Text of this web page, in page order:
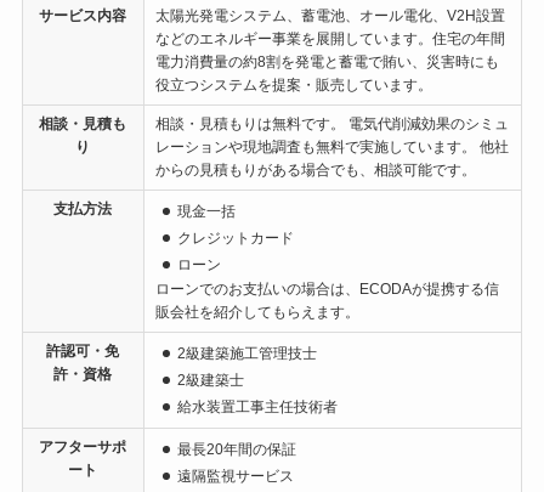
サービス内容
太陽光発電システム、蓄電池、オール電化、V2H設置
などのエネルギー事業を展開しています。住宅の年間
電力消費量の約8割を発電と蓄電で賄い、災害時にも
役立つシステムを提案・販売しています。
相談・見積も
り
相談・見積もりは無料です。 電気代削減効果のシミュ
レーションや現地調査も無料で実施しています。 他社
からの見積もりがある場合でも、相談可能です。
支払方法
現金一括
クレジットカード
ローン
ローンでのお支払いの場合は、ECODAが提携する信
販会社を紹介してもらえます。
許認可・免
許・資格
2級建築施工管理技士
2級建築士
給水装置工事主任技術者
アフターサポ
ート
最長20年間の保証
遠隔監視サービス